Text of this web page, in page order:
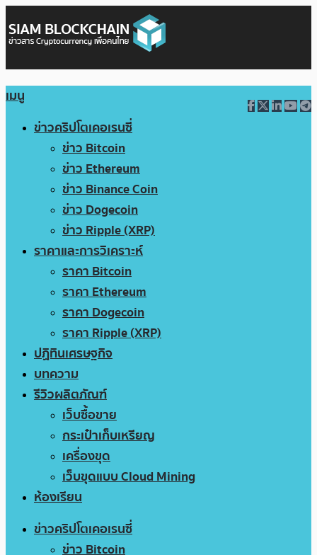
เมนู
ข่าวคริปโตเคอเรนซี่
ข่าว Bitcoin
ข่าว Ethereum
ข่าว Binance Coin
ข่าว Dogecoin
ข่าว Ripple (XRP)
ราคาและการวิเคราะห์
ราคา Bitcoin
ราคา Ethereum
ราคา Dogecoin
ราคา Ripple (XRP)
ปฏิทินเศรษฐกิจ
บทความ
รีวิวผลิตภัณฑ์
เว็บซื้อขาย
กระเป๋าเก็บเหรียญ
เครื่องขุด
เว็บขุดแบบ Cloud Mining
ห้องเรียน
ข่าวคริปโตเคอเรนซี่
ข่าว Bitcoin